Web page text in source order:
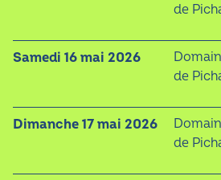
de
samedi 16 mai 2026
de
dimanche 17 mai 2026
de